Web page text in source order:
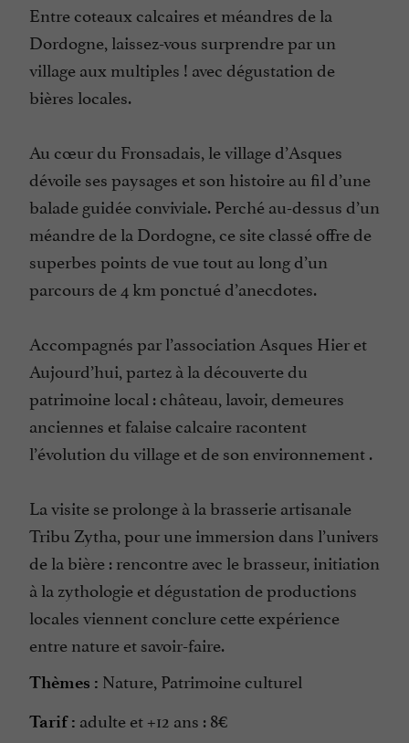
Entre coteaux calcaires et méandres de la
Dordogne, laissez-vous surprendre par un
village aux multiples ! avec dégustation de
bières locales.
Au cœur du Fronsadais, le village d’Asques
dévoile ses paysages et son histoire au fil d’une
balade guidée conviviale. Perché au-dessus d’un
méandre de la Dordogne, ce site classé offre de
superbes points de vue tout au long d’un
parcours de 4 km ponctué d’anecdotes.
Accompagnés par l’association Asques Hier et
Aujourd’hui, partez à la découverte du
patrimoine local : château, lavoir, demeures
anciennes et falaise calcaire racontent
l’évolution du village et de son environnement .
La visite se prolonge à la brasserie artisanale
Tribu Zytha, pour une immersion dans l’univers
de la bière : rencontre avec le brasseur, initiation
à la zythologie et dégustation de productions
locales viennent conclure cette expérience
entre nature et savoir-faire.
Thèmes : Nature, Patrimoine culturel
Tarif : adulte et +12 ans : 8€